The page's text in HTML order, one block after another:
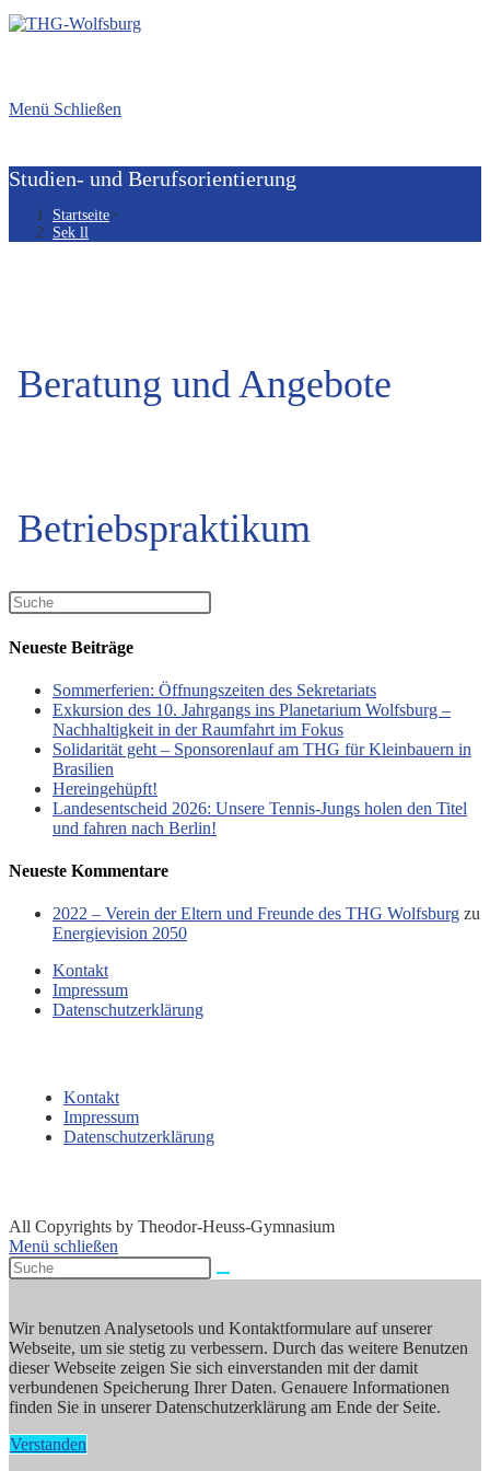
Menü Schließen
Studien- und Berufsorientierung
Startseite>
Sek ll
Beratung und Angebote
Betriebspraktikum
Neueste Beiträge
Sommerferien: Öffnungszeiten des Sekretariats
Exkursion des 10. Jahrgangs ins Planetarium Wolfsburg –
Nachhaltigkeit in der Raumfahrt im Fokus
Solidarität geht – Sponsorenlauf am THG für Kleinbauern in
Brasilien
Hereingehüpft!
Landesentscheid 2026: Unsere Tennis‑Jungs holen den Titel
und fahren nach Berlin!
Neueste Kommentare
2022 – Verein der Eltern und Freunde des THG Wolfsburg zu
Energievision 2050
Kontakt
Impressum
Datenschutzerklärung
Kontakt
Impressum
Datenschutzerklärung
All Copyrights by Theodor-Heuss-Gymnasium
Menü schließen
Wir benutzen Analysetools und Kontaktformulare auf unserer
Webseite, um sie stetig zu verbessern. Durch das weitere Benutzen
dieser Webseite zeigen Sie sich einverstanden mit der damit
verbundenen Speicherung Ihrer Daten. Genauere Informationen
finden Sie in unserer Datenschutzerklärung am Ende der Seite.
Verstanden